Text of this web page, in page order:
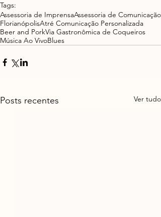
Tags:
Assessoria de ImprensaAssessoria de Comunicação
FlorianópolisAtré Comunicação Personalizada
Beer and PorkVia Gastronômica de Coqueiros
Música Ao VivoBlues
Posts recentes Ver tudo